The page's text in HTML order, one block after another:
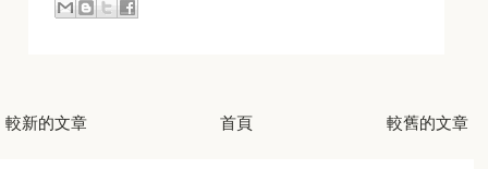
較新的文章 較舊的文章
首頁